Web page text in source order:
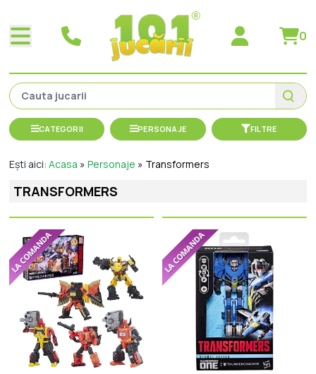
0
CATEGORII PERSONAJE FILTRE
Ești aici:Acasa »Personaje » Transformers
TRANSFORMERS